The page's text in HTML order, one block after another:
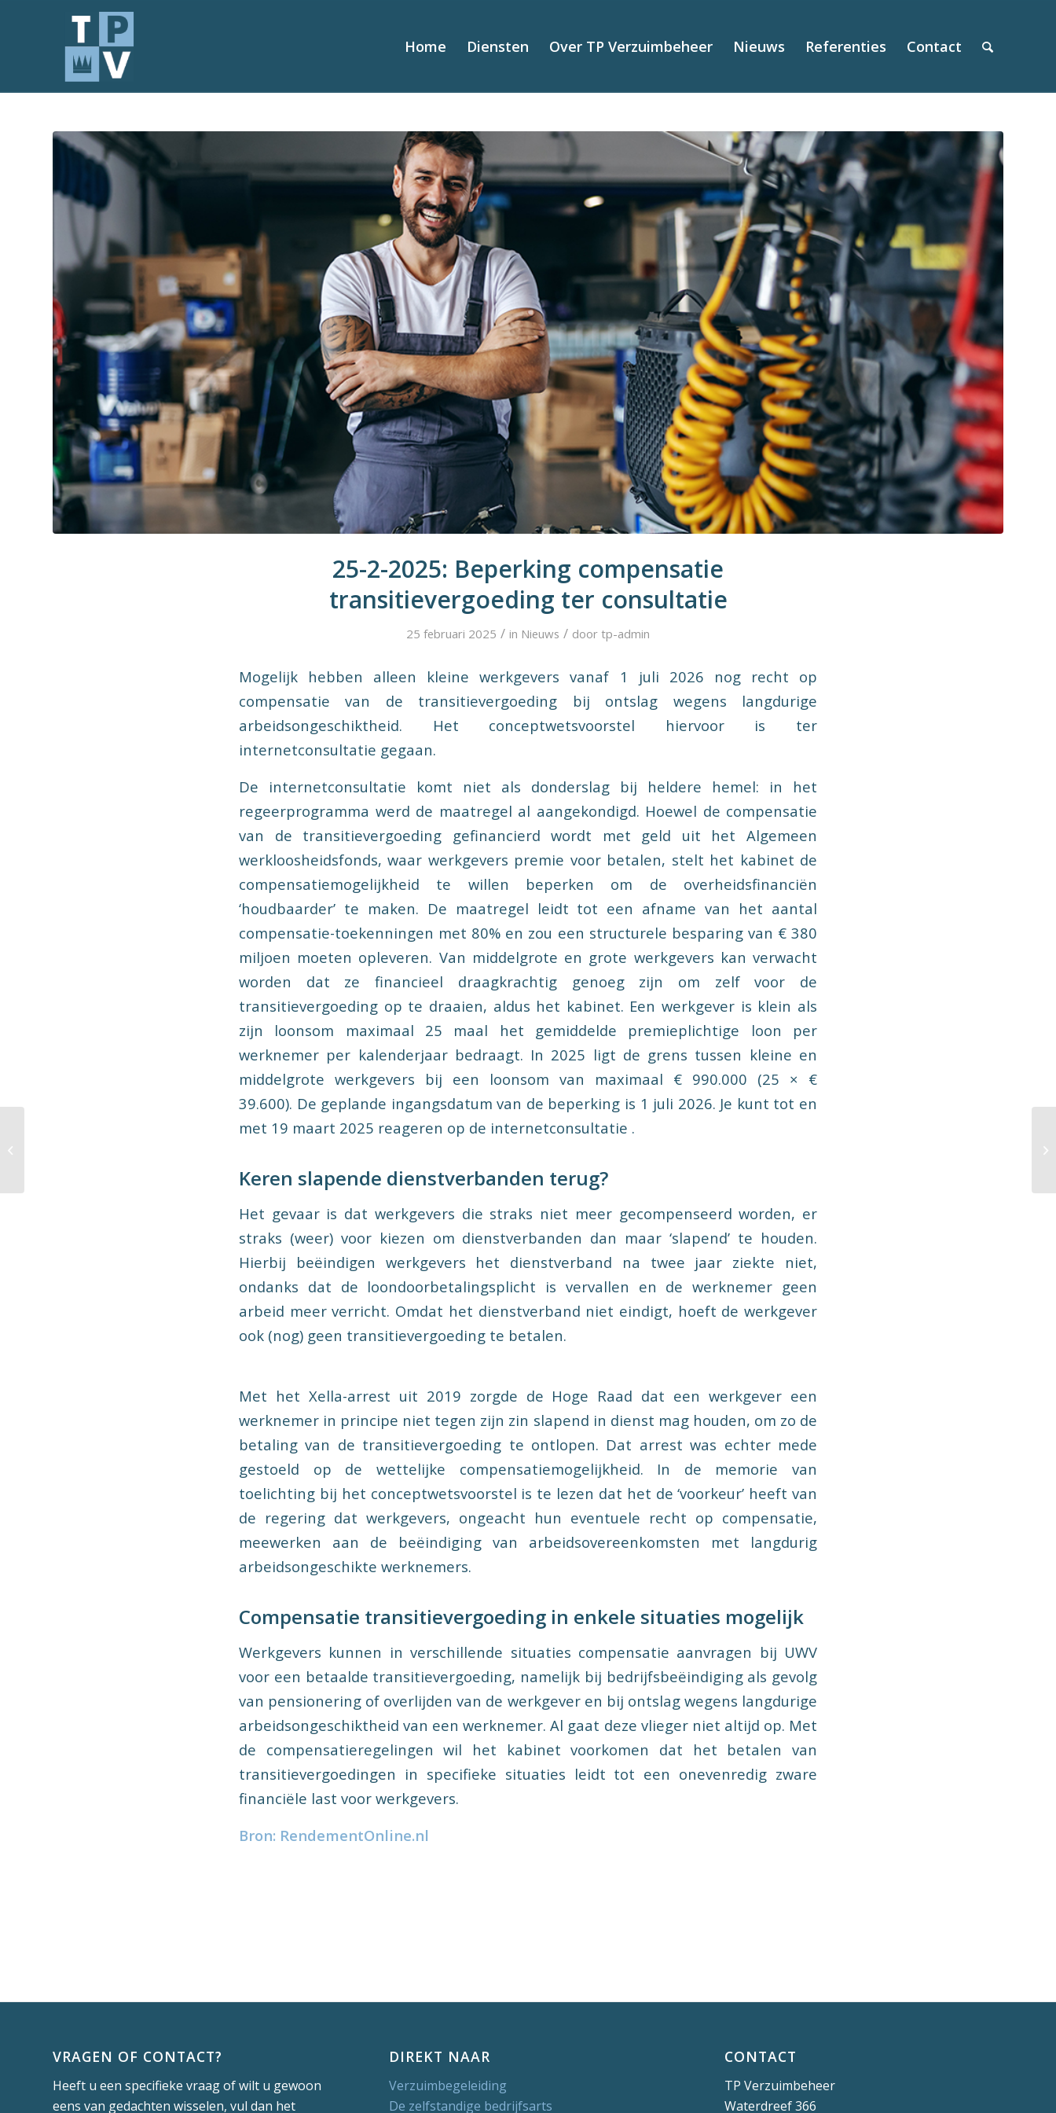
Home Diensten Over TP Verzuimbeheer Nieuws Referenties Contact
25-2-2025: Beperking compensatie
transitievergoeding ter consultatie
25 februari 2025 / in Nieuws / door tp-admin
Mogelijk hebben alleen kleine werkgevers vanaf 1 juli 2026 nog recht op
compensatie van de transitievergoeding bij ontslag wegens langdurige
arbeidsongeschiktheid. Het conceptwetsvoorstel hiervoor is ter
internetconsultatie gegaan.
De internetconsultatie komt niet als donderslag bij heldere hemel: in het
regeerprogramma werd de maatregel al aangekondigd. Hoewel de compensatie
van de transitievergoeding gefinancierd wordt met geld uit het Algemeen
werkloosheidsfonds, waar werkgevers premie voor betalen, stelt het kabinet de
compensatiemogelijkheid te willen beperken om de overheidsfinanciën
‘houdbaarder’ te maken. De maatregel leidt tot een afname van het aantal
compensatie-toekenningen met 80% en zou een structurele besparing van € 380
miljoen moeten opleveren. Van middelgrote en grote werkgevers kan verwacht
worden dat ze financieel draagkrachtig genoeg zijn om zelf voor de
transitievergoeding op te draaien, aldus het kabinet. Een werkgever is klein als
zijn loonsom maximaal 25 maal het gemiddelde premieplichtige loon per
werknemer per kalenderjaar bedraagt. In 2025 ligt de grens tussen kleine en
middelgrote werkgevers bij een loonsom van maximaal € 990.000 (25 × €
39.600). De geplande ingangsdatum van de beperking is 1 juli 2026. Je kunt tot en
met 19 maart 2025 reageren op de internetconsultatie .
Keren slapende dienstverbanden terug?
Het gevaar is dat werkgevers die straks niet meer gecompenseerd worden, er
straks (weer) voor kiezen om dienstverbanden dan maar ‘slapend’ te houden.
Hierbij beëindigen werkgevers het dienstverband na twee jaar ziekte niet,
ondanks dat de loondoorbetalingsplicht is vervallen en de werknemer geen
arbeid meer verricht. Omdat het dienstverband niet eindigt, hoeft de werkgever
ook (nog) geen transitievergoeding te betalen.
Met het Xella-arrest uit 2019 zorgde de Hoge Raad dat een werkgever een
werknemer in principe niet tegen zijn zin slapend in dienst mag houden, om zo de
betaling van de transitievergoeding te ontlopen. Dat arrest was echter mede
gestoeld op de wettelijke compensatiemogelijkheid. In de memorie van
toelichting bij het conceptwetsvoorstel is te lezen dat het de ‘voorkeur’ heeft van
de regering dat werkgevers, ongeacht hun eventuele recht op compensatie,
meewerken aan de beëindiging van arbeidsovereenkomsten met langdurig
arbeidsongeschikte werknemers.
Compensatie transitievergoeding in enkele situaties mogelijk
Werkgevers kunnen in verschillende situaties compensatie aanvragen bij UWV
voor een betaalde transitievergoeding, namelijk bij bedrijfsbeëindiging als gevolg
van pensionering of overlijden van de werkgever en bij ontslag wegens langdurige
arbeidsongeschiktheid van een werknemer. Al gaat deze vlieger niet altijd op. Met
de compensatieregelingen wil het kabinet voorkomen dat het betalen van
transitievergoedingen in specifieke situaties leidt tot een onevenredig zware
financiële last voor werkgevers.
Bron: RendementOnline.nl
VRAGEN OF CONTACT?
Heeft u een specifieke vraag of wilt u gewoon
eens van gedachten wisselen, vul dan het
DIREKT NAAR
Verzuimbegeleiding
De zelfstandige bedrijfsarts
CONTACT
TP Verzuimbeheer
Waterdreef 366